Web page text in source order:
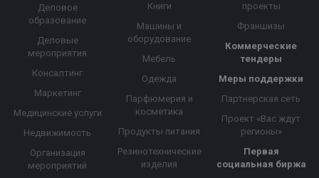
Деловое
образование
Деловые
мероприятия
Консалтинг
Маркетинг
Медицинские услуги
Недвижимость
Организация
мероприятий
Книги
Машины и
оборудование
Мебель
Одежда
Парфюмерия и
косметика
Продукты питания
Резинотехнические
изделия
проекты
Франшизы
Коммерческие
тендеры
Меры поддержки
Партнерская сеть
Проект «Вас ждут
регионы»
Первая
социальная биржа